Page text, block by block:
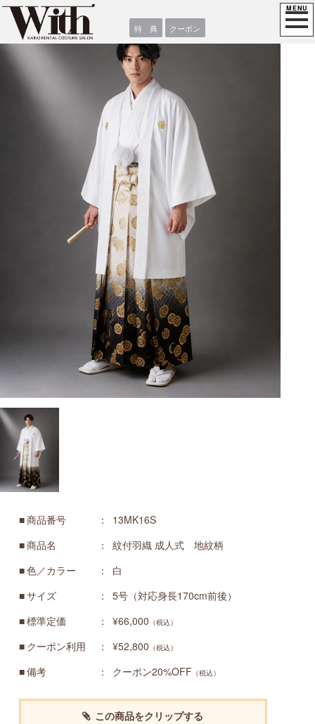
特 典 クーポン
商品番号
13MK16S
商品名
紋付羽織 成人式 地紋柄
色／カラー
白
サイズ
5号（対応身長170cm前後）
標準定価
¥66,000 （税込）
クーポン利用 ¥52,800 （税込）
備考 クーポン20%OFF （税込）
この商品をクリップする